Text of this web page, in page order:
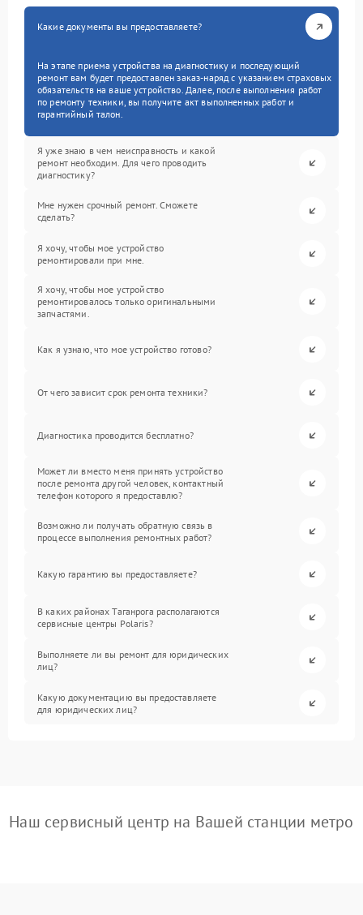
Какие документы вы предоставляете?
На этапе приема устройства на диагностику и последующий
ремонт вам будет предоставлен заказ-наряд с указанием страховых
обязательств на ваше устройство. Далее, после выполнения работ
по ремонту техники, вы получите акт выполненных работ и
гарантийный талон.
Я уже знаю в чем неисправность и какой
ремонт необходим. Для чего проводить
диагностику?
Мне нужен срочный ремонт. Сможете
сделать?
Я хочу, чтобы мое устройство
ремонтировали при мне.
Я хочу, чтобы мое устройство
ремонтировалось только оригинальными
запчастями.
Как я узнаю, что мое устройство готово?
От чего зависит срок ремонта техники?
Диагностика проводится бесплатно?
Может ли вместо меня принять устройство
после ремонта другой человек, контактный
телефон которого я предоставлю?
Возможно ли получать обратную связь в
процессе выполнения ремонтных работ?
Какую гарантию вы предоставляете?
В каких районах Таганрога располагаются
сервисные центры Polaris?
Выполняете ли вы ремонт для юридических
лиц?
Какую документацию вы предоставляете
для юридических лиц?
Наш сервисный центр на Вашей станции метро